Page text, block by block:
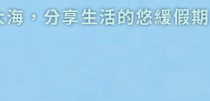
，分享生活的悠緩假期